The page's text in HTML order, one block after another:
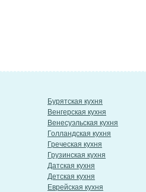
Бурятская кухня
Венгерская кухня
Венесуэльская кухня
Голландская кухня
Греческая кухня
Грузинская кухня
Датская кухня
Детская кухня
Еврейская кухня